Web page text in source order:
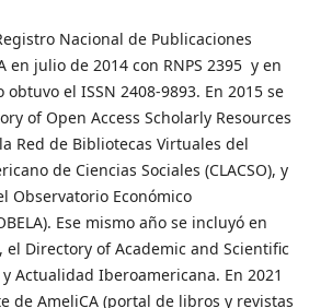
Nacional de Publicaciones
en julio de 2014 con RNPS 2395 y en
el ISSN 2408-9893. En 2015 se
of Open Access Scholarly Resources
Red de Bibliotecas Virtuales del
de Ciencias Sociales (CLACSO), y
Observatorio Económico
Ese mismo año se incluyó en
el Directory of Academic and Scientific
y Actualidad Iberoamericana. En 2021
de AmeliCA (portal de libros y revistas